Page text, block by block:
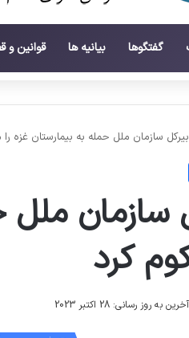
گفتگوها بیانیه ها قوانین و
سازمان ملل حمله به بیمارستان غزه
سازمان ملل
کرد
آخرین به روز رسانی: 28 اکتبر 2023